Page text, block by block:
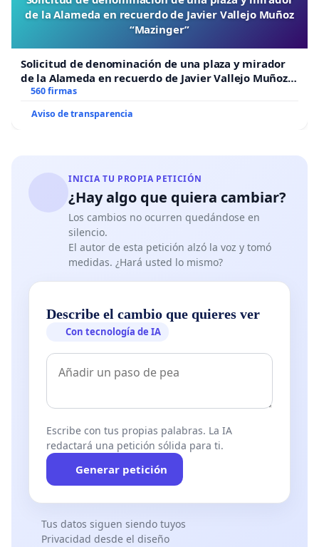
de la Alameda en recuerdo de Javier Vallejo Muñoz
“Mazinger”
Solicitud de denominación de una plaza y mirador
de la Alameda en recuerdo de Javier Vallejo Muñoz
“Mazinger”
560 firmas
Aviso de transparencia
INICIA TU PROPIA PETICIÓN
¿Hay algo que quiera cambiar?
Los cambios no ocurren quedándose en
silencio.
El autor de esta petición alzó la voz y tomó
medidas. ¿Hará usted lo mismo?
Describe el cambio que quieres ver
Con tecnología de IA
Escribe con tus propias palabras. La IA
redactará una petición sólida para ti.
Generar petición
Tus datos siguen siendo tuyos
Privacidad desde el diseño